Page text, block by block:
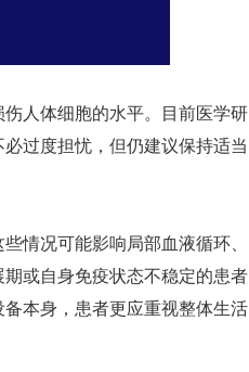
人体细胞的水平。目前医学研
过度担忧，但仍建议保持适当
情况可能影响局部血液循环、
或自身免疫状态不稳定的患者
本身，患者更应重视整体生活